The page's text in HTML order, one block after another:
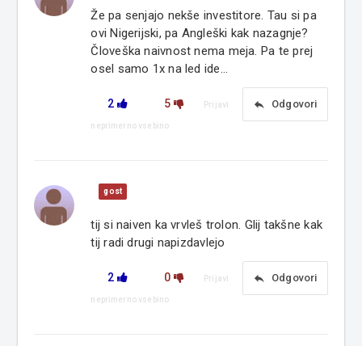
Že pa senjajo nekše investitore. Tau si pa
ovi Nigerijski, pa Angleški kak nazagnje?
Človeška naivnost nema meja. Pa te prej
osel samo 1x na led ide...
2 5 reply Odgovori
Prijavi
neprimerno vsebino
gost
tij si naiven ka vrvleš trolon. Glij takšne kak
tij radi drugi napizdavlejo
2 0 reply Odgovori
Prijavi
neprimerno vsebino